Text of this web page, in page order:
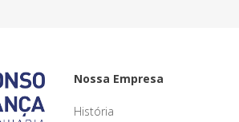
Nossa Empresa
História